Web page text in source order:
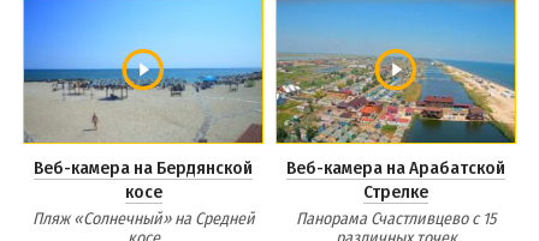
Веб-камера на Бердянской
косе
Пляж «Солнечный» на Средней
Веб-камера на Арабатской
Стрелке
Панорама Счастливцево с 15